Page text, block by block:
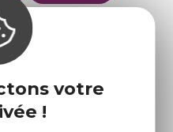
votre
!
:
Partenaires